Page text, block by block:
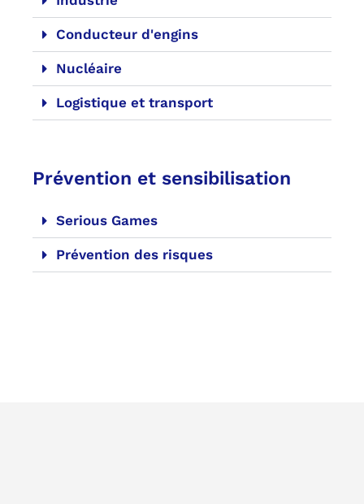
Conducteur d'engins
Nucléaire
Logistique et transport
Prévention et sensibilisation
Serious Games
Prévention des risques